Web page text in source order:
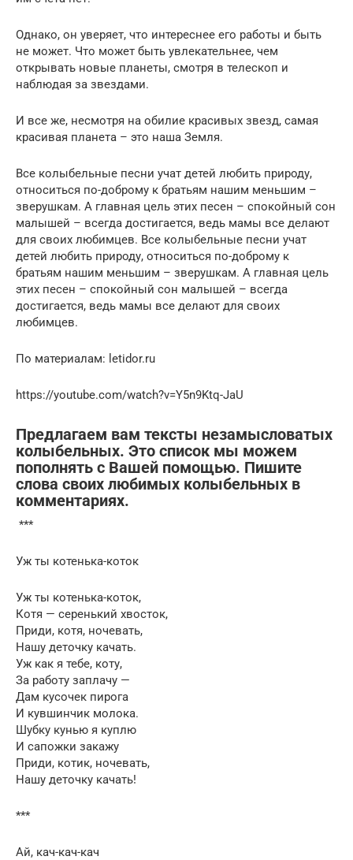
Однако, он уверяет, что интереснее его работы и быть
не может. Что может быть увлекательнее, чем
открывать новые планеты, смотря в телескоп и
наблюдая за звездами.
И все же, несмотря на обилие красивых звезд, самая
красивая планета – это наша Земля.
Все колыбельные песни учат детей любить природу,
относиться по-доброму к братьям нашим меньшим –
зверушкам. А главная цель этих песен – спокойный сон
малышей – всегда достигается, ведь мамы все делают
для своих любимцев. Все колыбельные песни учат
детей любить природу, относиться по-доброму к
братьям нашим меньшим – зверушкам. А главная цель
этих песен – спокойный сон малышей – всегда
достигается, ведь мамы все делают для своих
любимцев.
По материалам: letidor.ru
https://youtube.com/watch?v=Y5n9Ktq-JaU
Предлагаем вам тексты незамысловатых
колыбельных. Это список мы можем
пополнять с Вашей помощью. Пишите
слова своих любимых колыбельных в
комментариях.
***
Уж ты котенька-коток
Уж ты котенька-коток,
Котя — серенький хвосток,
Приди, котя, ночевать,
Нашу деточку качать.
Уж как я тебе, коту,
За работу заплачу —
Дам кусочек пирога
И кувшинчик молока.
Шубку кунью я куплю
И сапожки закажу
Приди, котик, ночевать,
Нашу деточку качать!
***
Ай, кач-кач-кач